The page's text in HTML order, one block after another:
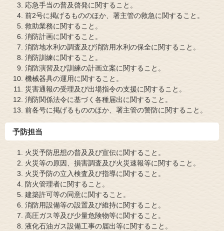
応急手当の普及啓発に関すること。
前2号に掲げるもののほか、署主管の救急に関すること。
救助業務に関すること。
消防計画に関すること。
消防地水利の調査及び消防用水利の保全に関すること。
消防訓練に関すること。
消防演習及び訓練の計画立案に関すること。
機械器具の運用に関すること。
災害通報の受理及び出場指令の支援に関すること。
消防関係法令に基づく各種届出に関すること。
前各号に掲げるもののほか、署主管の警防に関すること。
予防担当
火災予防思想の普及及び宣伝に関すること。
火災等の原因、損害調査及び火災速報等に関すること。
火災予防の立入検査及び指導に関すること。
防火管理者に関すること。
建築許可等の同意に関すること。
消防用設備等の設置及び維持に関すること。
高圧ガス等及び少量危険物等に関すること。
液化石油ガス設備工事の届出等に関すること。